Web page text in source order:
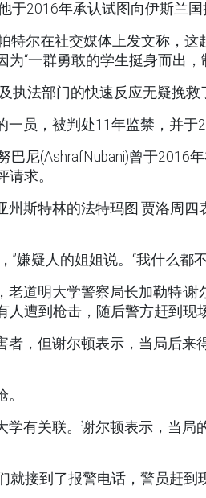
于2016年承认试图向伊斯兰国
特尔在社交媒体上发文称，
“一群勇敢的学生挺身而出，
执法部门的快速反应无疑挽救
一员，被判处11年监禁，并于
巴尼(AshrafNubani)曾于2016
求。
州斯特林的法特玛图·贾洛周
”嫌疑人的姐姐说。“我什么都
老道明大学警察局长加勒特·
遭到枪击，随后警方赶到现
者，但谢尔顿表示，当局后来
有关联。谢尔顿表示，当局
就接到了报警电话，警员赶到